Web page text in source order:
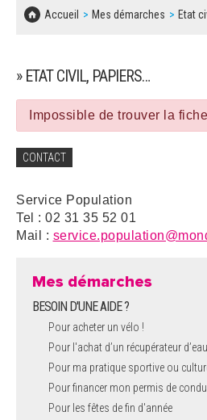
Accueil Mes démarches Etat
» ETAT CIVIL, PAPIERS…
Impossible de trouver la
CONTACT
Service Population
Tel : 02 31 35 52 01
Mail :
Mes démarches
BESOIN D'UNE AIDE ?
Pour acheter un vélo !
Pour l'achat d’un récupérateur
Pour ma pratique sportive ou
Pour financer mon permis de
Pour les fêtes de fin d'année
CONCERTATIONS PUBLIQUES
SOLIDARITÉ, LOGEMENT
SÉNIORS
EMPLOI
URBANISME
POLICE MUNICIPALE
BESOIN D'UNE AIDE ?
LES ASSOCIATIONS
MARCHÉS PUBLICS
DOCUMENT D'INFORMATION
SUR LES RISQUES MAJEURS
REGLEMENT LOCAL DE PUBLICITÉ
DECLARATION DE DEMARCHAGE
DOSSIER DE DEMANDE DE
DEMANDE DE PRÊT DE MATERIEL
FICHE D'ORGANISATION
PLAN D'ACTION MUNICIPAL
ARRÊTÉS MUNICIPAUX